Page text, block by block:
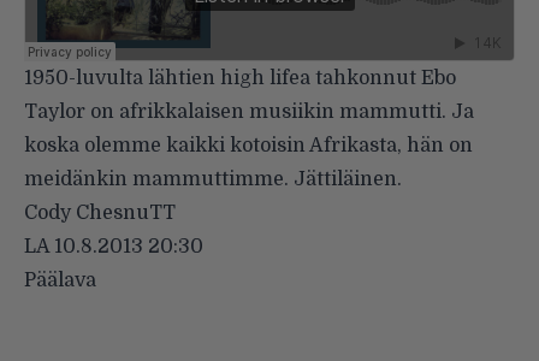
1950-luvulta lähtien high lifea tahkonnut Ebo
Taylor on afrikkalaisen musiikin mammutti. Ja
koska olemme kaikki kotoisin Afrikasta, hän on
meidänkin mammuttimme. Jättiläinen.
Cody ChesnuTT
LA 10.8.2013 20:30
Päälava